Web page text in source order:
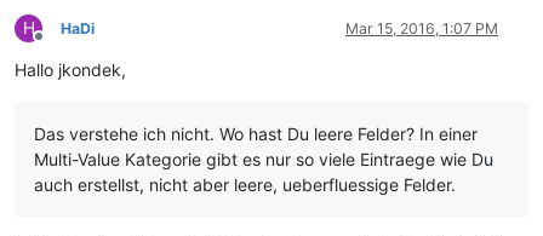
H
Offline
HaDi Mar 15, 2016, 1:07 PM
Hallo jkondek,
Das verstehe ich nicht. Wo hast Du leere Felder? In einer
Multi-Value Kategorie gibt es nur so viele Eintraege wie Du
auch erstellst, nicht aber leere, ueberfluessige Felder.